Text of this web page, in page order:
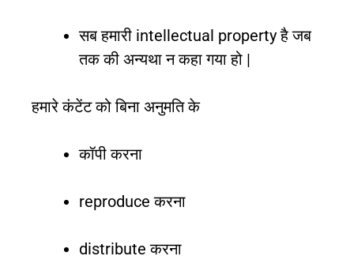
सब हमारी intellectual property है जब
तक की अन्यथा न कहा गया हो |
हमारे कंटेंट को बिना अनुमति के
कॉपी करना
reproduce करना
distribute करना